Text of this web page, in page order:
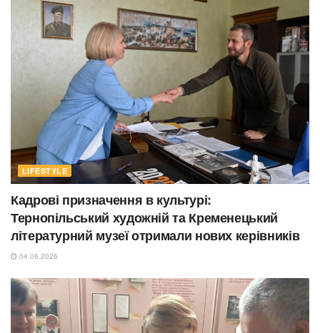
LIFESTYLE
Кадрові призначення в культурі:
Тернопільський художній та Кременецький
літературний музеї отримали нових керівників
04.08.2026